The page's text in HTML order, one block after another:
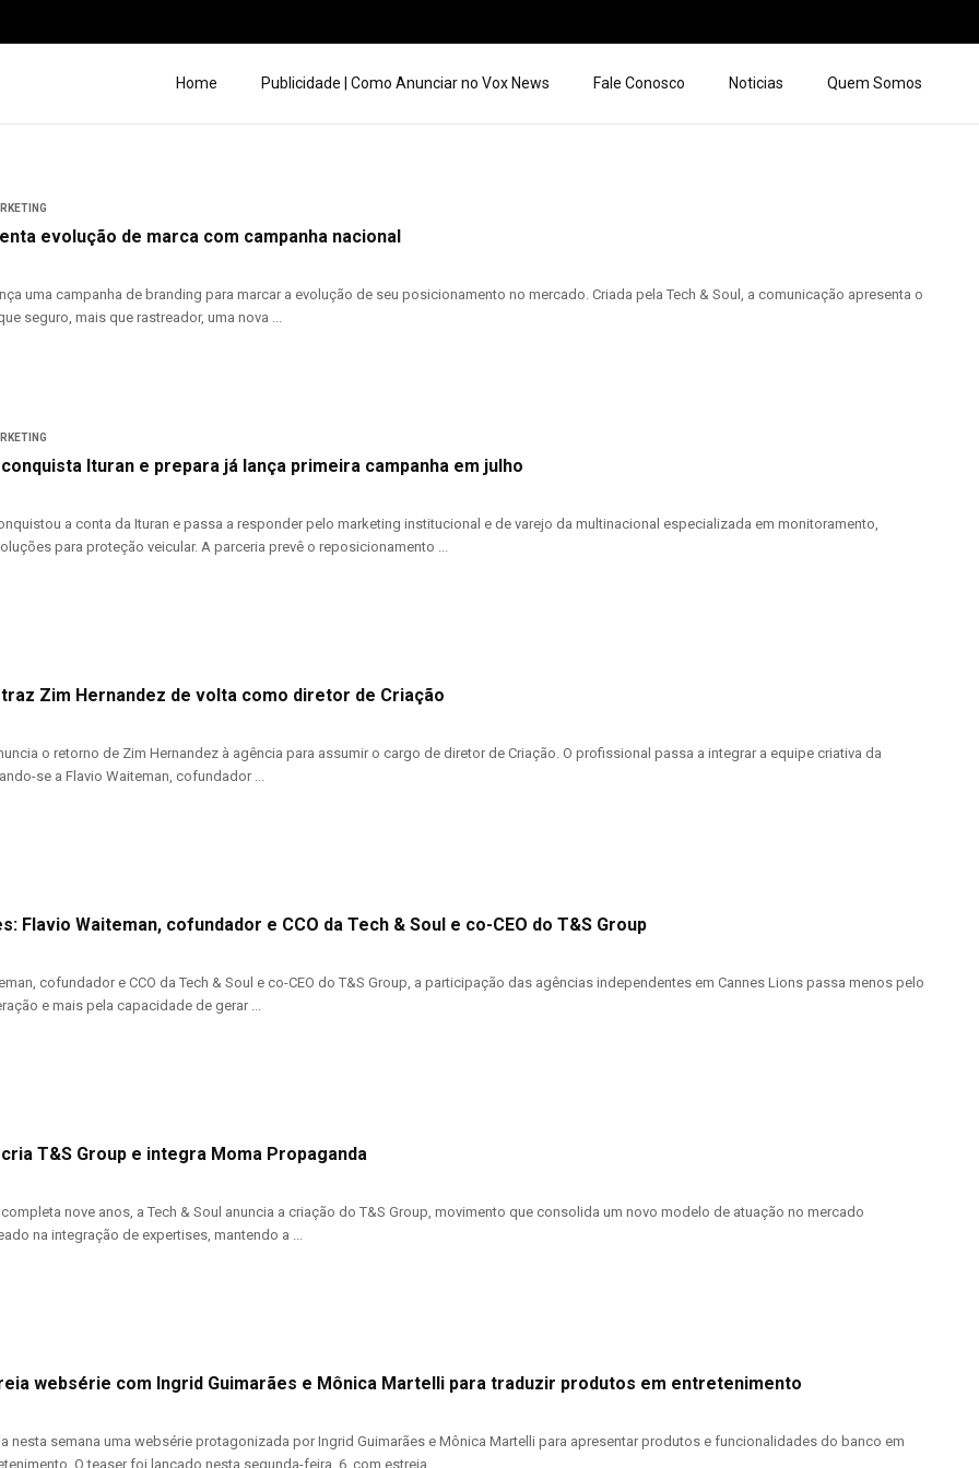
Home Publicidade | Como Anunciar no Vox News Fale Conosco Noticias Quem Somos
evolução de marca com campanha nacional
uma campanha de branding para marcar a evolução de seu posicionamento no mercado. Criada pela Tech & Soul, a comunicação apresenta o
seguro, mais que rastreador, uma nova ...
Ituran e prepara já lança primeira campanha em julho
a conta da Ituran e passa a responder pelo marketing institucional e de varejo da multinacional especializada em monitoramento,
para proteção veicular. A parceria prevê o reposicionamento ...
Zim Hernandez de volta como diretor de Criação
o retorno de Zim Hernandez à agência para assumir o cargo de diretor de Criação. O profissional passa a integrar a equipe criativa da
se a Flavio Waiteman, cofundador ...
Flavio Waiteman, cofundador e CCO da Tech & Soul e co-CEO do T&S Group
cofundador e CCO da Tech & Soul e co-CEO do T&S Group, a participação das agências independentes em Cannes Lions passa menos pelo
e mais pela capacidade de gerar ...
T&S Group e integra Moma Propaganda
nove anos, a Tech & Soul anuncia a criação do T&S Group, movimento que consolida um novo modelo de atuação no mercado
na integração de expertises, mantendo a ...
websérie com Ingrid Guimarães e Mônica Martelli para traduzir produtos em entretenimento
nesta semana uma websérie protagonizada por Ingrid Guimarães e Mônica Martelli para apresentar produtos e funcionalidades do banco em
O teaser foi lançado nesta segunda-feira, 6, com estreia ...